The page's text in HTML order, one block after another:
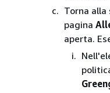
Torna alla
pagina
aperta.